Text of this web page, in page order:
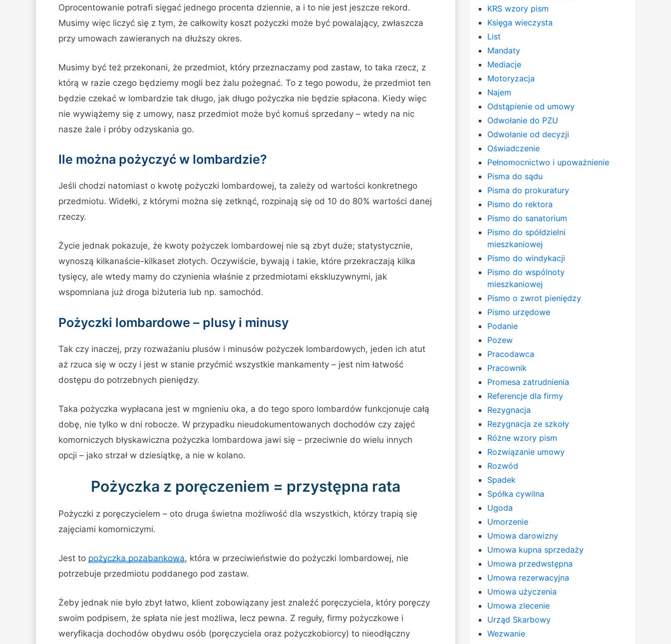
Oprocentowanie potrafi sięgać jednego procenta dziennie, a i to nie jest jeszcze rekord.
Musimy więc liczyć się z tym, że całkowity koszt pożyczki może być powalający, zwłaszcza
przy umowach zawieranych na dłuższy okres.
Musimy być też przekonani, że przedmiot, który przeznaczamy pod zastaw, to taka rzecz, z
którą w razie czego będziemy mogli bez żalu pożegnać. To z tego powodu, że przedmiot ten
będzie czekać w lombardzie tak długo, jak długo pożyczka nie będzie spłacona. Kiedy więc
nie wywiążemy się z umowy, nasz przedmiot może być komuś sprzedany – wtedy na nic
nasze żale i próby odzyskania go.
Ile można pożyczyć w lombardzie?
Jeśli chodzi natomiast o kwotę pożyczki lombardowej, ta zależy od wartości konkretnego
przedmiotu. Widełki, z którymi można się zetknąć, rozpinają się od 10 do 80% wartości danej
rzeczy.
Życie jednak pokazuje, że kwoty pożyczek lombardowej nie są zbyt duże; statystycznie,
wynoszą kilkanaście-kilkaset złotych. Oczywiście, bywają i takie, które przekraczają kilka
tysięcy, ale wtedy mamy do czynienia właśnie z przedmiotami ekskluzywnymi, jak
wspomniana już droga biżuteria lub np. samochód.
Pożyczki lombardowe – plusy i minusy
Tak czy inaczej, przy rozważaniu plusów i minusów pożyczek lombardowych, jeden ich atut
aż rzuca się w oczy i jest w stanie przyćmić wszystkie mankamenty – jest nim łatwość
dostępu do potrzebnych pieniędzy.
Taka pożyczka wypłacana jest w mgnieniu oka, a do tego sporo lombardów funkcjonuje całą
dobę, nie tylko w dni robocze. W przypadku nieudokumentowanych dochodów czy zajęć
komorniczych błyskawiczna pożyczka lombardowa jawi się – przeciwnie do wielu innych
opcji – jako strzał w dziesiątkę, a nie w kolano.
Pożyczka z poręczeniem = przystępna rata
Pożyczki z poręczycielem – oto druga świetna możliwość dla wszystkich, którzy trapią się
zajęciami komorniczymi.
Jest topożyczka pozabankowa, która w przeciwieństwie do pożyczki lombardowej, nie
potrzebuje przedmiotu poddanego pod zastaw.
Żeby jednak nie było zbyt łatwo, klient zobowiązany jest znaleźć poręczyciela, który poręczy
swoim podpisem, że spłata nie jest możliwa, lecz pewna. Z reguły, firmy pożyczkowe i
weryfikacja dochodów obydwu osób (poręczyciela oraz pożyczkobiorcy) to nieodłączny
KRS wzory pism
Księga wieczysta
List
Mandaty
Mediacje
Motoryzacja
Najem
Odstąpienie od umowy
Odwołanie do PZU
Odwołanie od decyzji
Oświadczenie
Pełnomocnictwo i upoważnienie
Pisma do sądu
Pisma do prokuratury
Pismo do rektora
Pismo do sanatorium
Pismo do spółdzielni
mieszkaniowej
Pismo do windykacji
Pismo do wspólnoty
mieszkaniowej
Pismo o zwrot pieniędzy
Pismo urzędowe
Podanie
Pozew
Pracodawca
Pracownik
Promesa zatrudnienia
Referencje dla firmy
Rezygnacja
Rezygnacja ze szkoły
Różne wzory pism
Rozwiązanie umowy
Rozwód
Spadek
Spółka cywilna
Ugoda
Umorzenie
Umowa darowizny
Umowa kupna sprzedaży
Umowa przedwstępna
Umowa rezerwacyjna
Umowa użyczenia
Umowa zlecenie
Urząd Skarbowy
Wezwanie